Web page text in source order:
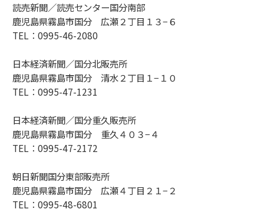
読売新聞／読売センター国分南部
鹿児島県霧島市国分 広瀬２丁目１３−６
TEL：0995-46-2080
日本経済新聞／国分北販売所
鹿児島県霧島市国分 清水２丁目１−１０
TEL：0995-47-1231
日本経済新聞／国分重久販売所
鹿児島県霧島市国分 重久４０３−４
TEL：0995-47-2172
朝日新聞国分東部販売所
鹿児島県霧島市国分 広瀬４丁目２１−２
TEL：0995-48-6801